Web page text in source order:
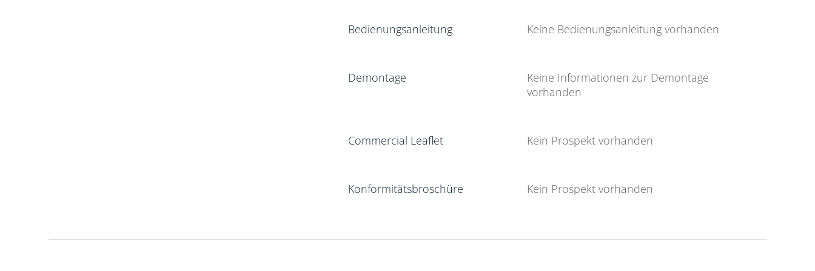
Bedienungsanleitung Keine Bedienungsanleitung vorhanden
Demontage
Keine Informationen zur Demontage
vorhanden
Commercial Leaflet Kein Prospekt vorhanden
Konformitätsbroschüre Kein Prospekt vorhanden